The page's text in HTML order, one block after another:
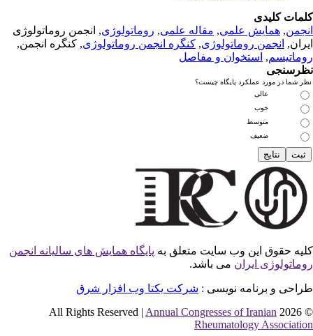
کلیدی
, همایش علمی , مقاله علمی , روماتولوژی, انجمن روماتولوژی
انجمن روماتولوژی, کنگره انجمن روماتولوژی, کنگره انجمن,
, استخوان و مفاصل
شما در مورد عملکرد پایگاه چیست؟
عالی
خوب
متوسط
ضعیف
حقوق این وب سایت متعلق به پایگاه همایش های سالیانه انجمن
ایرانمی باشد.
و برنامه نویسی : شرکت یکتا وب افزار شرق
© 2026 All
Annual Congresses of Iranian
Rheumatology